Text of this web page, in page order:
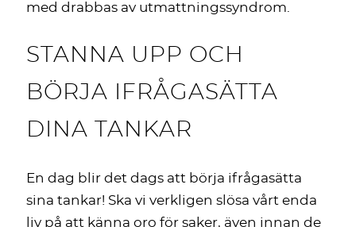
med drabbas av utmattningssyndrom.
STANNA UPP OCH
BÖRJA IFRÅGASÄTTA
DINA TANKAR
En dag blir det dags att börja ifrågasätta
sina tankar! Ska vi verkligen slösa vårt enda
liv på att känna oro för saker, även innan de